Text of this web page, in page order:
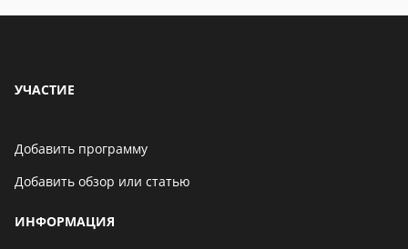
УЧАСТИЕ
Добавить программу
Добавить обзор или статью
ИНФОРМАЦИЯ